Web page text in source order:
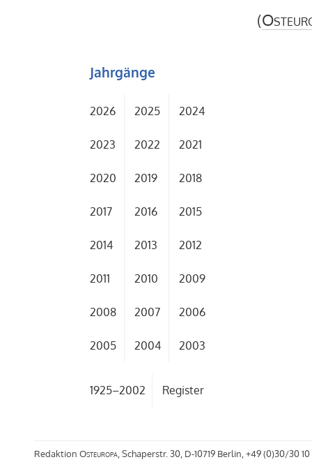
(
Jahrgänge
2026 2025 2024
2023 2022 2021
2020 2019 2018
2017 2016 2015
2014 2013 2012
2011 2010 2009
2008 2007 2006
2005 2004 2003
1925–2002 Register
Redaktion Osteuropa, Schaperstr. 30, D-10719 Berlin, +49 (0)30/30